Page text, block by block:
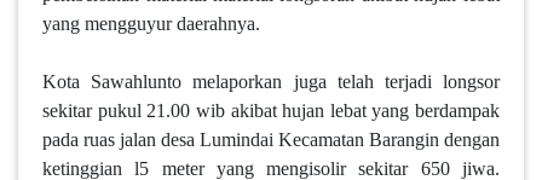
yang mengguyur daerahnya.
Kota Sawahlunto melaporkan juga telah terjadi longsor
sekitar pukul 21.00 wib akibat hujan lebat yang berdampak
pada ruas jalan desa Lumindai Kecamatan Barangin dengan
ketinggian l5 meter yang mengisolir sekitar 650 jiwa.